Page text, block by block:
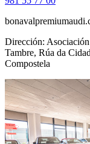
Dirección:
Tambre, Rúa da
Compostela